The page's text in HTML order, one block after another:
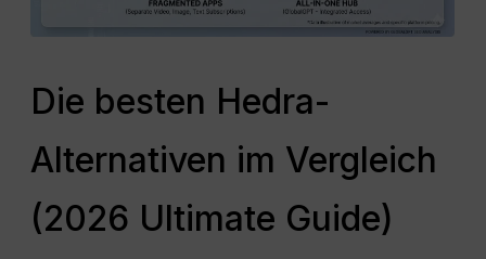
Die besten Hedra-
Alternativen im Vergleich
(2026 Ultimate Guide)